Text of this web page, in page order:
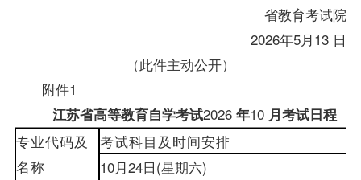
省教育考试院
2026年5月13 日
（此件主动公开）
附件1
江苏省高等教育自学考试2026 年10 月考试日程
专业代码及
名称
考试科目及时间安排
10月24日(星期六)